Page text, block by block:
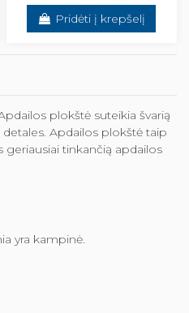
Pridėti į krepšelį
plokštė suteikia švarią
Apdailos plokštė taip
geriausiai tinkančią apdailos
yra kampinė.